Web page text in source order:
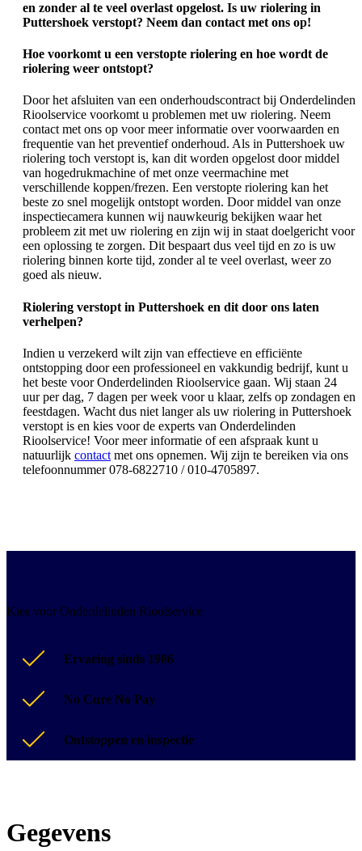
en zonder al te veel overlast opgelost. Is uw riolering in
Puttershoek verstopt? Neem dan contact met ons op!
Hoe voorkomt u een verstopte riolering en hoe wordt de
riolering weer ontstopt?
Door het afsluiten van een onderhoudscontract bij Onderdelinden
Rioolservice voorkomt u problemen met uw riolering. Neem
contact met ons op voor meer informatie over voorwaarden en
frequentie van het preventief onderhoud. Als in Puttershoek uw
riolering toch verstopt is, kan dit worden opgelost door middel
van hogedrukmachine of met onze veermachine met
verschillende koppen/frezen. Een verstopte riolering kan het
beste zo snel mogelijk ontstopt worden. Door middel van onze
inspectiecamera kunnen wij nauwkeurig bekijken waar het
probleem zit met uw riolering en zijn wij in staat doelgericht voor
een oplossing te zorgen. Dit bespaart dus veel tijd en zo is uw
riolering binnen korte tijd, zonder al te veel overlast, weer zo
goed als nieuw.
Riolering verstopt in Puttershoek en dit door ons laten
verhelpen?
Indien u verzekerd wilt zijn van effectieve en efficiënte
ontstopping door een professioneel en vakkundig bedrijf, kunt u
het beste voor Onderdelinden Rioolservice gaan. Wij staan 24
uur per dag, 7 dagen per week voor u klaar, zelfs op zondagen en
feestdagen. Wacht dus niet langer als uw riolering in Puttershoek
verstopt is en kies voor de experts van Onderdelinden
Rioolservice! Voor meer informatie of een afspraak kunt u
natuurlijk contact met ons opnemen. Wij zijn te bereiken via ons
telefoonnummer 078-6822710 / 010-4705897.
Kies voor Onderdelinden Rioolservice
Ervaring sinds 1986
No Cure No Pay
Ontstoppen en inspectie
Gegevens